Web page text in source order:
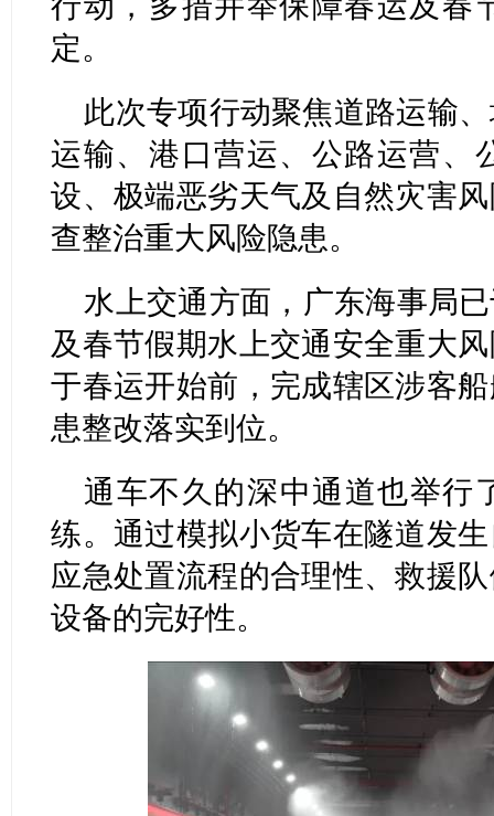
定。
此次专项行动聚焦道路运输
运输、港口营运、公路运营、
设、极端恶劣天气及自然灾害
查整治重大风险隐患。
水上交通方面，广东海事局
及春节假期水上交通安全重大
于春运开始前，完成辖区涉客
患整改落实到位。
通车不久的深中通道也举行
练。通过模拟小货车在隧道发
应急处置流程的合理性、救援
设备的完好性。